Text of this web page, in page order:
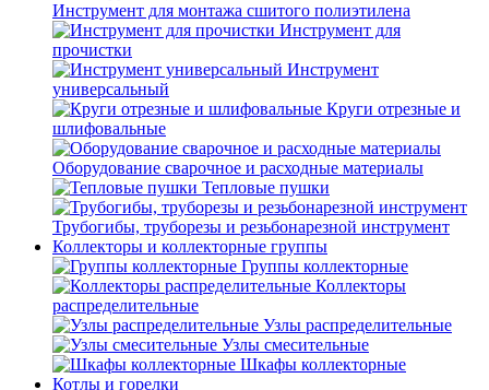
Инструмент для монтажа сшитого полиэтилена
Инструмент для
прочистки
Инструмент
универсальный
Круги отрезные и
шлифовальные
Оборудование сварочное и расходные материалы
Тепловые пушки
Трубогибы, труборезы и резьбонарезной инструмент
Коллекторы и коллекторные группы
Группы коллекторные
Коллекторы
распределительные
Узлы распределительные
Узлы смесительные
Шкафы коллекторные
Котлы и горелки